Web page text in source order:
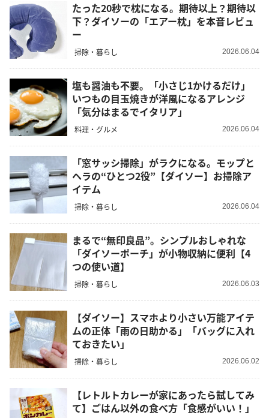
たった20秒で枕になる。期待以上？期待以
下？ダイソーの「エアー枕」を本音レビュ
ー
掃除・暮らし 2026.06.04
塩も醤油も不要。「小さじ1かけるだけ」
いつもの目玉焼きが洋風になるアレンジ
「気分はまるでイタリア」
料理・グルメ 2026.06.04
「窓サッシ掃除」がラクになる。モップと
ヘラの“ひとつ2役”【ダイソー】お掃除ア
イテム
掃除・暮らし 2026.06.04
まるで“無印良品”。シンプルおしゃれな
「ダイソーポーチ」が小物収納に便利【4
つの使い道】
掃除・暮らし 2026.06.03
【ダイソー】スマホより小さい万能アイテ
ムの正体「雨の日助かる」「バッグに入れ
ておきたい」
掃除・暮らし 2026.06.02
【レトルトカレーが家にあったら試してみ
て】ごはん以外の食べ方「食感がいい！」